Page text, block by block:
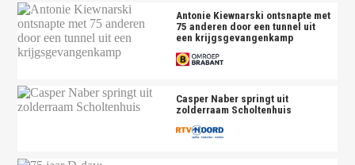
Antonie Kiewnarski ontsnapte met
75 anderen door een tunnel uit
een krijgsgevangenkamp
Casper Naber springt uit
zolderraam Scholtenhuis